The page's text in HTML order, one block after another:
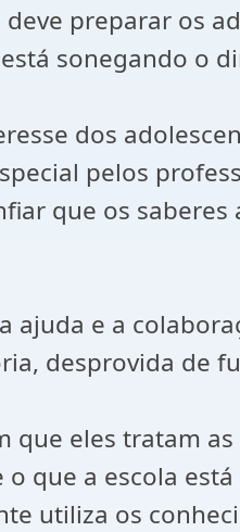
deve preparar os
sonegando o
dos
pelos
que os
ajuda e a
desprovida de
que eles tratam
o que a escola
utiliza os